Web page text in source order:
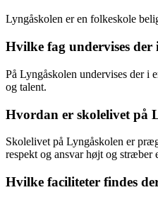
Lyngåskolen er en folkeskole
Hvilke fag undervises der
På Lyngåskolen undervises der i
og talent.
Hvordan er skolelivet på
Skolelivet på Lyngåskolen er
respekt og ansvar højt og stræber
Hvilke faciliteter findes